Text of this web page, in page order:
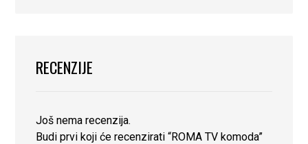
RECENZIJE
Još nema recenzija.
Budi prvi koji će recenzirati “ROMA TV komoda”